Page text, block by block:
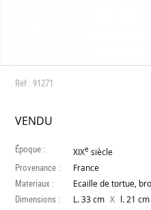
Réf : 91271
VENDU
Époque : XIXe siècle
Provenance : France
Materiaux : Ecaille de tortue,
Dimensions : L. 33 cm X l. 21 cm